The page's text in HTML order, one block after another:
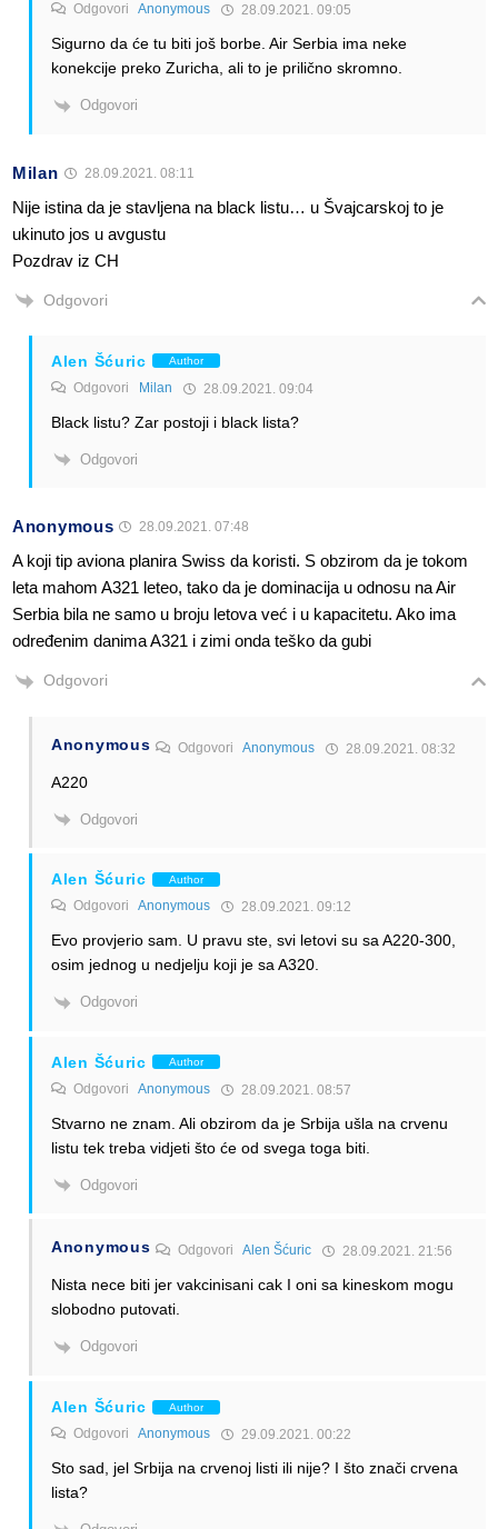
Odgovori Anonymous 28.09.2021. 09:05
Sigurno da će tu biti još borbe. Air Serbia ima neke
konekcije preko Zuricha, ali to je prilično skromno.
Odgovori
Milan 28.09.2021. 08:11
Nije istina da je stavljena na black listu… u Švajcarskoj to je
ukinuto jos u avgustu
Pozdrav iz CH
Odgovori
Alen Šćuric Author
Odgovori Milan 28.09.2021. 09:04
Black listu? Zar postoji i black lista?
Odgovori
Anonymous 28.09.2021. 07:48
A koji tip aviona planira Swiss da koristi. S obzirom da je tokom
leta mahom A321 leteo, tako da je dominacija u odnosu na Air
Serbia bila ne samo u broju letova već i u kapacitetu. Ako ima
određenim danima A321 i zimi onda teško da gubi
Odgovori
Anonymous OdgovoriAnonymous 28.09.2021. 08:32
A220
Odgovori
Alen Šćuric Author
Odgovori Anonymous 28.09.2021. 09:12
Evo provjerio sam. U pravu ste, svi letovi su sa A220-300,
osim jednog u nedjelju koji je sa A320.
Odgovori
Alen Šćuric Author
Odgovori Anonymous 28.09.2021. 08:57
Stvarno ne znam. Ali obzirom da je Srbija ušla na crvenu
listu tek treba vidjeti što će od svega toga biti.
Odgovori
Anonymous OdgovoriAlen Šćuric 28.09.2021. 21:56
Nista nece biti jer vakcinisani cak I oni sa kineskom mogu
slobodno putovati.
Odgovori
Alen Šćuric Author
Odgovori Anonymous 29.09.2021. 00:22
Sto sad, jel Srbija na crvenoj listi ili nije? I što znači crvena
lista?